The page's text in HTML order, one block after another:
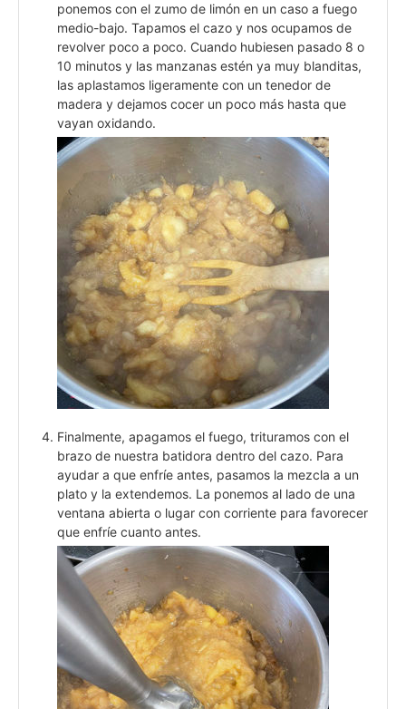
ponemos con el zumo de limón en un caso a fuego
medio-bajo. Tapamos el cazo y nos ocupamos de
revolver poco a poco. Cuando hubiesen pasado 8 o
10 minutos y las manzanas estén ya muy blanditas,
las aplastamos ligeramente con un tenedor de
madera y dejamos cocer un poco más hasta que
vayan oxidando.
Finalmente, apagamos el fuego, trituramos con el
brazo de nuestra batidora dentro del cazo. Para
ayudar a que enfríe antes, pasamos la mezcla a un
plato y la extendemos. La ponemos al lado de una
ventana abierta o lugar con corriente para favorecer
que enfríe cuanto antes.